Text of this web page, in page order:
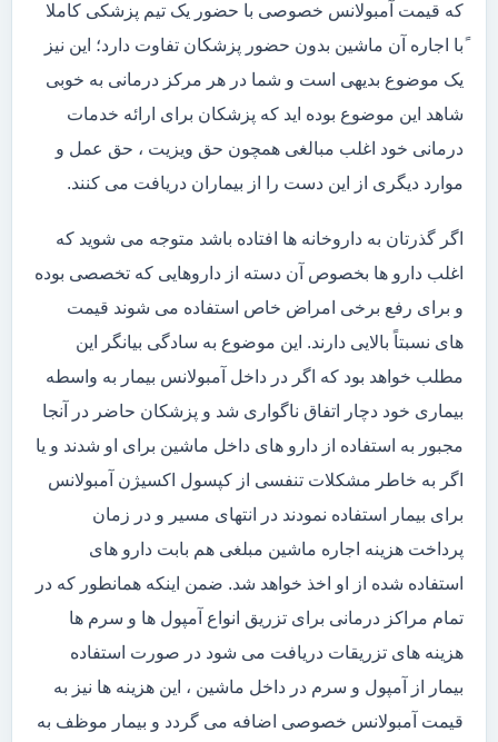
که قیمت آمبولانس خصوصی با حضور یک تیم پزشکی کاملا
ًبا اجاره آن ماشین بدون حضور پزشکان تفاوت دارد؛ این نیز
یک موضوع بدیهی است و شما در هر مرکز درمانی به خوبی
شاهد این موضوع بوده اید که پزشکان برای ارائه خدمات
درمانی خود اغلب مبالغی همچون حق ویزیت ، حق عمل و
موارد دیگری از این دست را از بیماران دریافت می کنند.
اگر گذرتان به داروخانه ها افتاده باشد متوجه می شوید که
اغلب دارو ها بخصوص آن دسته از داروهایی که تخصصی بوده
و برای رفع برخی امراض خاص استفاده می شوند قیمت
های نسبتاً بالایی دارند. این موضوع به سادگی بیانگر این
مطلب خواهد بود که اگر در داخل آمبولانس بیمار به واسطه
بیماری خود دچار اتفاق ناگواری شد و پزشکان حاضر در آنجا
مجبور به استفاده از دارو های داخل ماشین برای او شدند و یا
اگر به خاطر مشکلات تنفسی از کپسول اکسیژن آمبولانس
برای بیمار استفاده نمودند در انتهای مسیر و در زمان
پرداخت هزینه اجاره ماشین مبلغی هم بابت دارو های
استفاده شده از او اخذ خواهد شد. ضمن اینکه همانطور که در
تمام مراکز درمانی برای تزریق انواع آمپول ها و سرم ها
هزینه های تزریقات دریافت می شود در صورت استفاده
بیمار از آمپول و سرم در داخل ماشین ، این هزینه ها نیز به
قیمت آمبولانس خصوصی اضافه می گردد و بیمار موظف به